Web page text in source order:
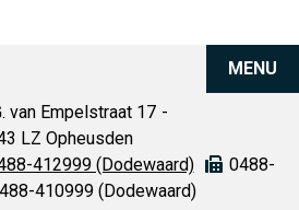
van Empelstraat 17
LZ Opheusden
412999 (Dodewaard) Fax:
0488-
410999 (Dodewaard)
MENU